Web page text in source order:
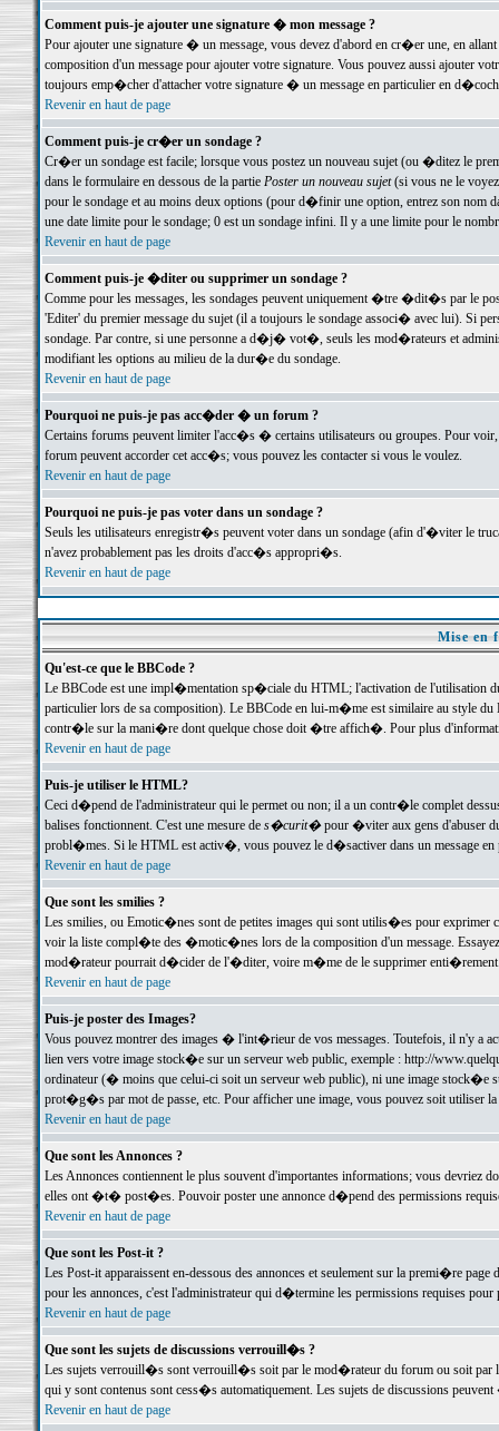
Comment puis-je ajouter une signature � mon message ?
Pour ajouter une signature � un message, vous devez d'abord en cr�er une, en
composition d'un message pour ajouter votre signature. Vous pouvez aussi ajouter
toujours emp�cher d'attacher votre signature � un message en particulier en
Revenir en haut de page
Comment puis-je cr�er un sondage ?
Cr�er un sondage est facile; lorsque vous postez un nouveau sujet (ou �ditez le
dans le formulaire en dessous de la partie Poster un nouveau sujet(si vous ne le voyez
pour le sondage et au moins deux options (pour d�finir une option, entrez son nom
une date limite pour le sondage; 0 est un sondage infini. Il y a une limite pour le
Revenir en haut de page
Comment puis-je �diter ou supprimer un sondage ?
Comme pour les messages, les sondages peuvent uniquement �tre �dit�s par le
'Editer' du premier message du sujet (il a toujours le sondage associ� avec lui). Si
sondage. Par contre, si une personne a d�j� vot�, seuls les mod�rateurs et
modifiant les options au milieu de la dur�e du sondage.
Revenir en haut de page
Pourquoi ne puis-je pas acc�der � un forum ?
Certains forums peuvent limiter l'acc�s � certains utilisateurs ou groupes. Pour
forum peuvent accorder cet acc�s; vous pouvez les contacter si vous le voulez.
Revenir en haut de page
Pourquoi ne puis-je pas voter dans un sondage ?
Seuls les utilisateurs enregistr�s peuvent voter dans un sondage (afin d'�viter le
n'avez probablement pas les droits d'acc�s appropri�s.
Revenir en haut de page
Mise en
Qu'est-ce que le BBCode ?
Le BBCode est une impl�mentation sp�ciale du HTML; l'activation de l'utilisation
particulier lors de sa composition). Le BBCode en lui-m�me est similaire au style
contr�le sur la mani�re dont quelque chose doit �tre affich�. Pour plus
Revenir en haut de page
Puis-je utiliser le HTML?
Ceci d�pend de l'administrateur qui le permet ou non; il a un contr�le complet
balises fonctionnent. C'est une mesure de s�curit�pour �viter aux gens d'abuser
probl�mes. Si le HTML est activ�, vous pouvez le d�sactiver dans un message en
Revenir en haut de page
Que sont les smilies ?
Les smilies, ou Emotic�nes sont de petites images qui sont utilis�es pour exprimer
voir la liste compl�te des �motic�nes lors de la composition d'un message.
mod�rateur pourrait d�cider de l'�diter, voire m�me de le supprimer
Revenir en haut de page
Puis-je poster des Images?
Vous pouvez montrer des images � l'int�rieur de vos messages. Toutefois, il n'y a
lien vers votre image stock�e sur un serveur web public, exemple : http://
ordinateur (� moins que celui-ci soit un serveur web public), ni une image stock�e
prot�g�s par mot de passe, etc. Pour afficher une image, vous pouvez soit
Revenir en haut de page
Que sont les Annonces ?
Les Annonces contiennent le plus souvent d'importantes informations; vous devriez
elles ont �t� post�es. Pouvoir poster une annonce d�pend des permissions
Revenir en haut de page
Que sont les Post-it ?
Les Post-it apparaissent en-dessous des annonces et seulement sur la premi�re
pour les annonces, c'est l'administrateur qui d�termine les permissions requises pour
Revenir en haut de page
Que sont les sujets de discussions verrouill�s ?
Les sujets verrouill�s sont verrouill�s soit par le mod�rateur du forum ou soit par
qui y sont contenus sont cess�s automatiquement. Les sujets de discussions
Revenir en haut de page